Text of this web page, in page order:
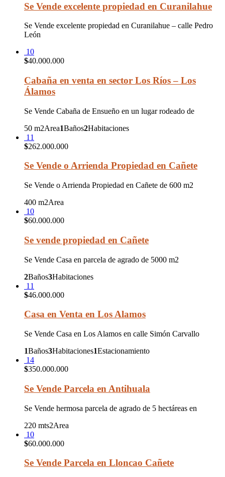
Se Vende excelente propiedad en Curanilahue
Se Vende excelente propiedad en Curanilahue – calle Pedro
León
10
$40.000.000
Cabaña en venta en sector Los Ríos – Los
Álamos
Se Vende Cabaña de Ensueño en un lugar rodeado de
50 m2Area1Baños2Habitaciones
11
$262.000.000
Se Vende o Arrienda Propiedad en Cañete
Se Vende o Arrienda Propiedad en Cañete de 600 m2
400 m2Area
10
$60.000.000
Se vende propiedad en Cañete
Se Vende Casa en parcela de agrado de 5000 m2
2Baños3Habitaciones
11
$46.000.000
Casa en Venta en Los Alamos
Se Vende Casa en Los Alamos en calle Simón Carvallo
1Baños3Habitaciones1Estacionamiento
14
$350.000.000
Se Vende Parcela en Antihuala
Se Vende hermosa parcela de agrado de 5 hectáreas en
220 mts2Area
10
$60.000.000
Se Vende Parcela en Lloncao Cañete